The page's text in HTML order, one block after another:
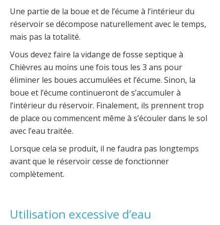
Une partie de la boue et de l’écume à l’intérieur du
réservoir se décompose naturellement avec le temps,
mais pas la totalité.
Vous devez faire la vidange de fosse septique à
Chièvres au moins une fois tous les 3 ans pour
éliminer les boues accumulées et l’écume. Sinon, la
boue et l’écume continueront de s’accumuler à
l’intérieur du réservoir. Finalement, ils prennent trop
de place ou commencent même à s’écouler dans le sol
avec l’eau traitée.
Lorsque cela se produit, il ne faudra pas longtemps
avant que le réservoir cesse de fonctionner
complètement.
Utilisation excessive d’eau